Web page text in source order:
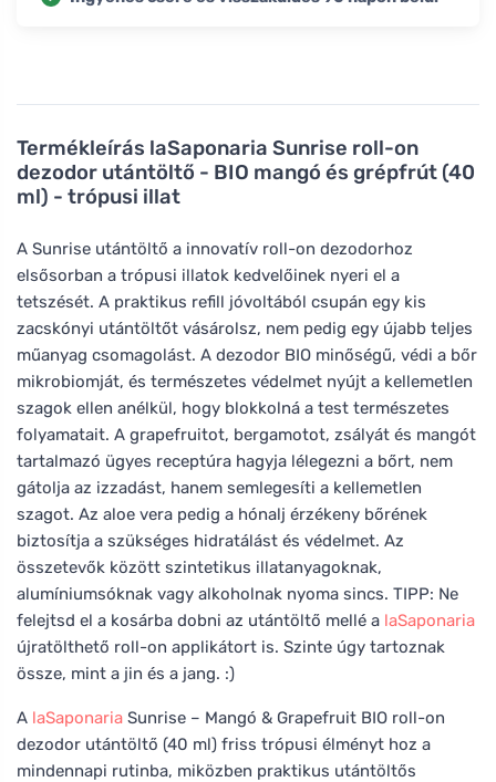
Termékleírás laSaponaria Sunrise roll-on
dezodor utántöltő - BIO mangó és grépfrút (40
ml) - trópusi illat
A Sunrise utántöltő a innovatív roll-on dezodorhoz
elsősorban a trópusi illatok kedvelőinek nyeri el a
tetszését. A praktikus refill jóvoltából csupán egy kis
zacskónyi utántöltőt vásárolsz, nem pedig egy újabb teljes
műanyag csomagolást. A dezodor BIO minőségű, védi a bőr
mikrobiomját, és természetes védelmet nyújt a kellemetlen
szagok ellen anélkül, hogy blokkolná a test természetes
folyamatait. A grapefruitot, bergamotot, zsályát és mangót
tartalmazó ügyes receptúra hagyja lélegezni a bőrt, nem
gátolja az izzadást, hanem semlegesíti a kellemetlen
szagot. Az aloe vera pedig a hónalj érzékeny bőrének
biztosítja a szükséges hidratálást és védelmet. Az
összetevők között szintetikus illatanyagoknak,
alumíniumsóknak vagy alkoholnak nyoma sincs. TIPP: Ne
felejtsd el a kosárba dobni az utántöltő mellé a laSaponaria
újratölthető roll-on applikátort is. Szinte úgy tartoznak
össze, mint a jin és a jang. :)
A laSaponaria Sunrise – Mangó & Grapefruit BIO roll-on
dezodor utántöltő (40 ml) friss trópusi élményt hoz a
mindennapi rutinba, miközben praktikus utántöltős